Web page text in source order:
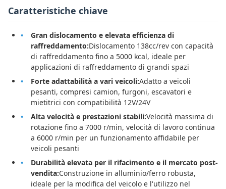
Caratteristiche chiave
Gran dislocamento e elevata efficienza di
raffreddamento:Dislocamento 138cc/rev con capacità
di raffreddamento fino a 5000 kcal, ideale per
applicazioni di raffreddamento di grandi spazi
Forte adattabilità a vari veicoli:Adatto a veicoli
pesanti, compresi camion, furgoni, escavatori e
mietitrici con compatibilità 12V/24V
Alta velocità e prestazioni stabili:Velocità massima di
rotazione fino a 7000 r/min, velocità di lavoro continua
a 6000 r/min per un funzionamento affidabile per
veicoli pesanti
Durabilità elevata per il rifacimento e il mercato post-
vendita:Construzione in alluminio/ferro robusta,
ideale per la modifica del veicolo e l'utilizzo nel